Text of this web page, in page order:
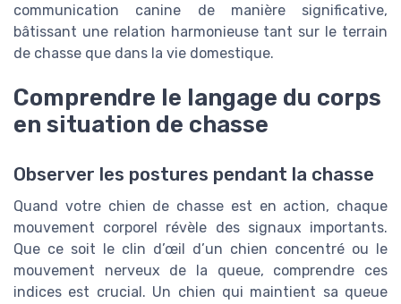
communication canine de manière significative,
bâtissant une relation harmonieuse tant sur le terrain
de chasse que dans la vie domestique.
Comprendre le langage du corps
en situation de chasse
Observer les postures pendant la chasse
Quand votre chien de chasse est en action, chaque
mouvement corporel révèle des signaux importants.
Que ce soit le clin d’œil d’un chien concentré ou le
mouvement nerveux de la queue, comprendre ces
indices est crucial. Un chien qui maintient sa queue